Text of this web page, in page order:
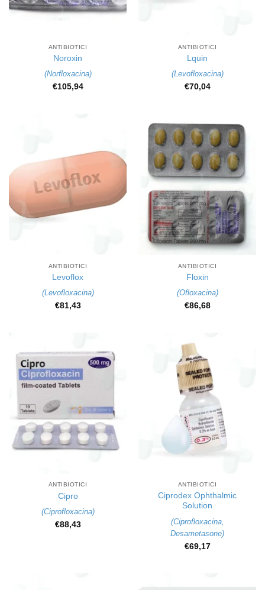
ANTIBIOTICI
Noroxin
(Norfloxacina)
€105,94
ANTIBIOTICI
Lquin
(Levofloxacina)
€70,04
ANTIBIOTICI
Levoflox
(Levofloxacina)
€81,43
ANTIBIOTICI
Floxin
(Ofloxacina)
€86,68
ANTIBIOTICI
Cipro
(Ciprofloxacina)
€88,43
ANTIBIOTICI
Ciprodex Ophthalmic
Solution
(Ciprofloxacina,
Desametasone)
€69,17